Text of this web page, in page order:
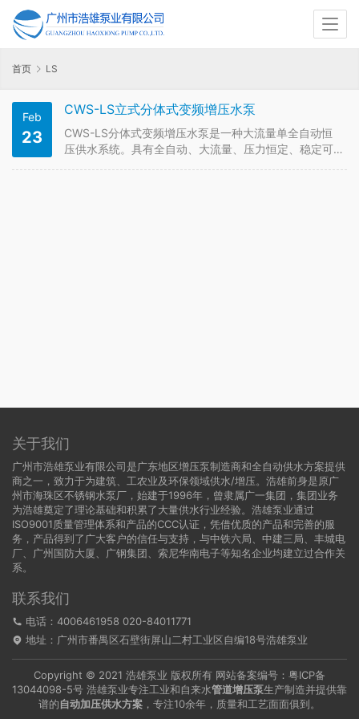
首页 LS
Feb
23
CWS-LS立式分体式变频增压水泵
CWS-LS分体式变频增压水泵是一种大流量单全自动恒
压供水系统。具有全自动、大流量、压力恒定、稳定可
关于我们
广州市浩雄泵业有限公司是广东地区增压泵制造商和全自动供水方案提供
商之一，致力于为建筑、工农业及环保领域供水/增压。浩雄前身是原广
州市海珠区不锈钢水泵厂，始建于1996年，曾隶属广一集团，集团业务
为浩雄奠定了理论基础和积累了大量供水行业经验。浩雄泵业通过
ISO9001质量管理体系和产品的CCC认证，凭借优质的产品和完善的服
务，产品得到了广大客户的信任与支持，与中铁六局、中建三局、丰城电
厂、广州国防大厦、广钢集团、索尼华南电子等知名企业均建立过合作关
系。
联系我们
电话：4006461958 020-84011771
地址：广州市番禺区石壁街屏山二村工业区自编18号浩雄泵业
Copyright © 2021 浩雄泵业 版权所有 网站备案编号： 粤ICP备
13044098-5号 浩雄泵业专注工业和自来水管道增压泵生产制造并提供靠
谱的自动加压供水方案 ，专注10余年，质量和工艺面面俱到。